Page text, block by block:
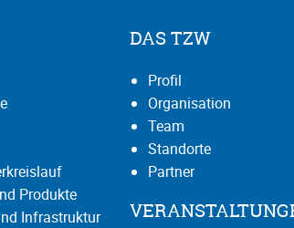
Produkte
Infrastruktur
DAS TZW
Profil
Organisation
Team
Standorte
Partner